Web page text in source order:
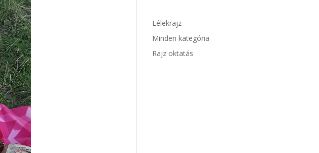
Lélekrajz
Minden kategória
Rajz oktatás